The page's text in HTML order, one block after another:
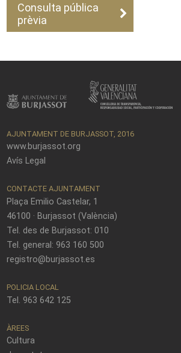
Consulta pública
prèvia
AJUNTAMENT DE BURJASSOT, 2016
www.burjassot.org
Avís Legal
CONTACTE AJUNTAMENT
Plaça Emilio Castelar, 1
46100 · Burjassot (València)
Tel. des de Burjassot: 010
Tel. general: 963 160 500
registro@burjassot.es
POLICIA LOCAL
Tel. 963 642 125
ÀREES
Cultura